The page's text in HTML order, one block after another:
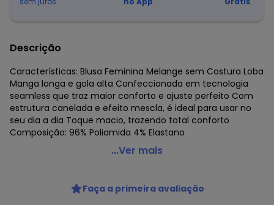
Descrição
Características: Blusa Feminina Melange sem Costura Loba
Manga longa e gola alta Confeccionada em tecnologia
seamless que traz maior conforto e ajuste perfeito Com
estrutura canelada e efeito mescla, é ideal para usar no
seu dia a dia Toque macio, trazendo total conforto
Composição: 96% Poliamida 4% Elastano
Lupo - Blusa Feminina Melange Loba 45283-001
Colecao : LOBA BLUSAS
...Ver mais
Faça a primeira avaliação